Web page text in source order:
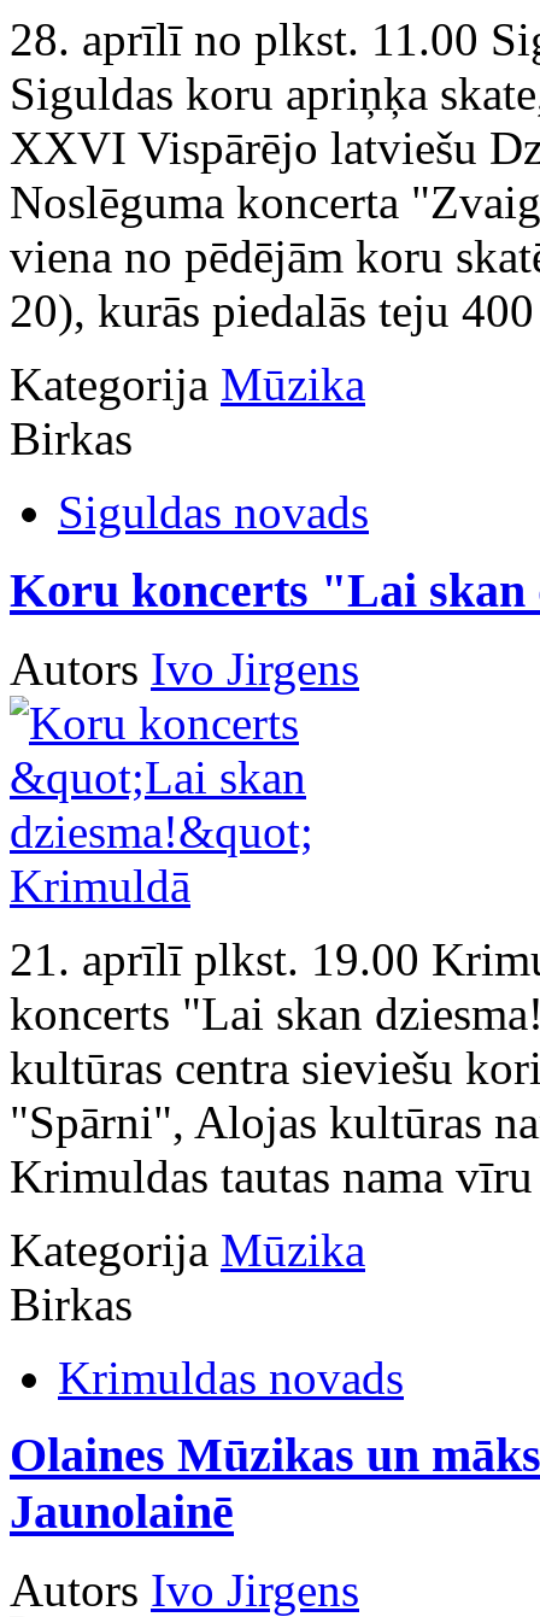
28. aprīlī no plkst. 11.00
Siguldas koru apriņķa
XXVI Vispārējo latviešu
Noslēguma koncerta
viena no pēdējām koru
20), kurās piedalās teju
Kategorija Mūzika
Birkas
Siguldas novads
Koru koncerts "Lai
Autors Ivo Jirgens
21. aprīlī plkst. 19.00
koncerts "Lai skan
kultūras centra sieviešu
"Spārni", Alojas kultūras
Krimuldas tautas nama
Kategorija Mūzika
Birkas
Krimuldas novads
Olaines Mūzikas un
Jaunolainē
Autors Ivo Jirgens